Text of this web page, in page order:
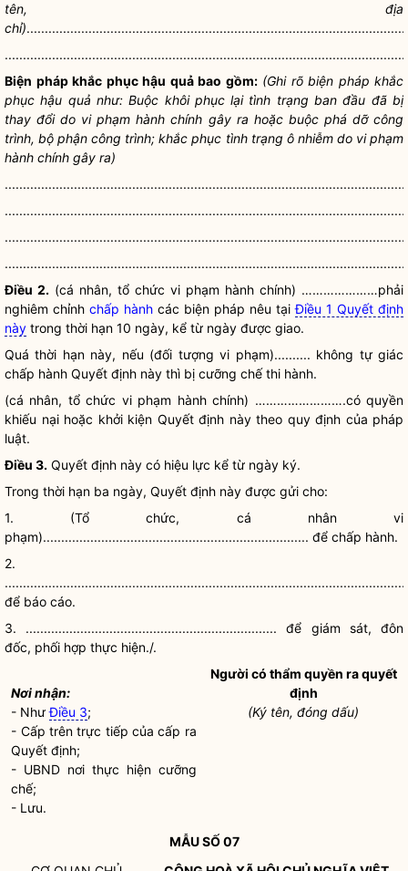
tên, địa
chỉ)
Biện pháp khắc phục hậu quả bao gồm: (Ghi rõ biện pháp khắc
phục hậu quả như: Buộc khôi phục lại tình trạng ban đầu đã bị
thay đổi do vi phạm hành chính gây ra hoặc buộc phá dỡ công
trình, bộ phận công trình; khắc phục tình trạng ô nhiễm do vi phạm
hành chính gây ra)
Điều 2. (cá nhân, tổ chức vi phạm hành chính) …………………phải
nghiêm chỉnh chấp hành các biện pháp nêu tạiĐiều 1 Quyết định
này trong thời hạn 10 ngày, kể từ ngày được giao.
Quá thời hạn này, nếu (đối tượng vi phạm).......... không tự giác
chấp hành Quyết định này thì bị cưỡng chếthi hành.
(cá nhân, tổ chức vi phạm hành chính) …………………….có quyền
khiếu nại hoặc khởi kiện Quyết định này theo quy định của pháp
luật.
Điều 3. Quyết định này có hiệu lực kể từ ngày ký.
Trong thời hạn ba ngày, Quyết định này được gửi cho:
1. (Tổ chức, cá nhân vi
phạm)......................................................................... để chấp hành.
2.
để báo cáo.
3. ..................................................................... để giám sát, đôn
đốc, phối hợp thực hiện./.
Nơi nhận:
- NhưĐiều 3;
- Cấp trên trực tiếp của cấp ra
Quyết định;
- UBND nơi thực hiện cưỡng
chế;
- Lưu.
Người có thẩm quyền ra quyết
định
(Ký tên, đóng dấu)
MẪU SỐ 07